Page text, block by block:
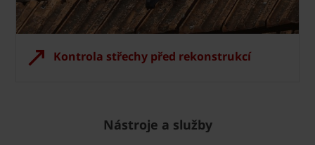
Kontrola střechy před rekonstrukcí
Nástroje a služby